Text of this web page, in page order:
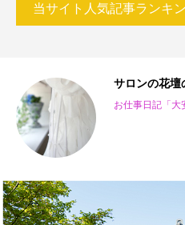
当サイト人気記事ランキ
花壇の植え替えです。
記「大安吉日」| 姫路結婚式.com